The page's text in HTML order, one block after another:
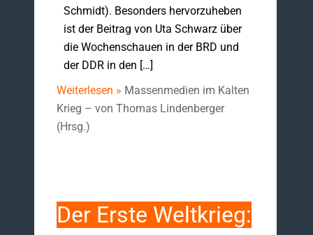
Schmidt). Besonders hervorzuheben
ist der Beitrag von Uta Schwarz über
die Wochenschauen in der BRD und
der DDR in den […]
Weiterlesen » Massenmedien im Kalten
Krieg – von Thomas Lindenberger
(Hrsg.)
Der Erste Weltkrieg: